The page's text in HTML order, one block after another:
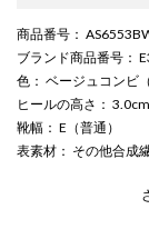
商品番号 ：
ブランド商品番号 ：
色 ： ベージュコンビ
ヒールの高さ ： 3.0cm
靴幅 ： E（普通）
表素材 ： その他合成